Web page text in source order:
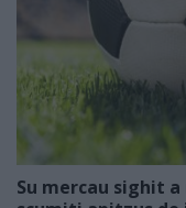
Su mercau sighit